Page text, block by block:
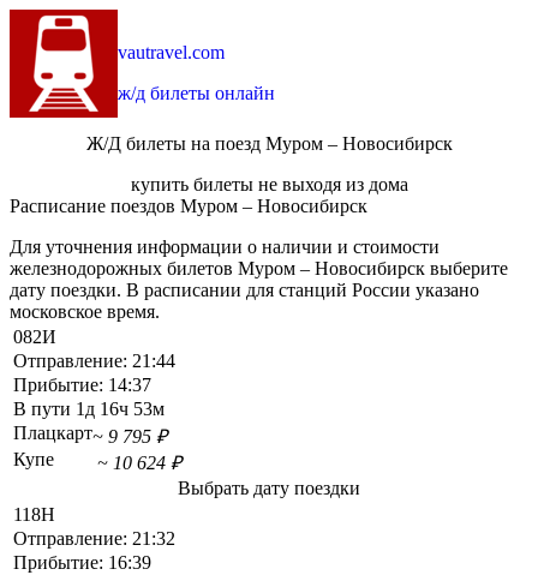
vautravel.com
ж/д билеты онлайн
Ж/Д билеты на поезд Муром – Новосибирск
купить билеты не выходя из дома
Расписание поездов Муром – Новосибирск
Для уточнения информации о наличии и стоимости
железнодорожных билетов Муром – Новосибирск выберите
дату поездки. В расписании для станций России указано
московское время.
082И
Отправление: 21:44
Прибытие: 14:37
В пути 1д 16ч 53м
Плацкарт~ 9 795 ₽
Купе
~ 10 624 ₽
Выбрать дату поездки
118Н
Отправление: 21:32
Прибытие: 16:39